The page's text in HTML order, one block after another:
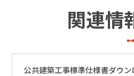
関連情
公共建築工事標準仕様書ダウン